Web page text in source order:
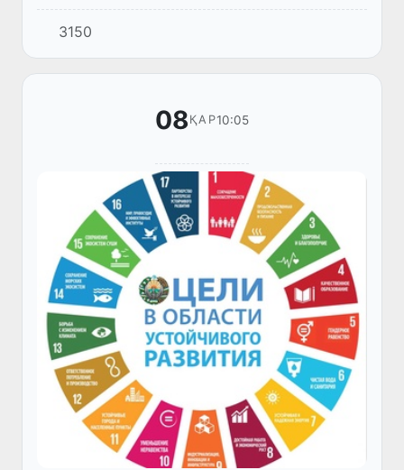
хатшысының көмекшісі, Көгалдандыру және
орман бойынша Жаһандық форумның
директоры Джулета Биао Ку...
3150
08ҚАР10:05